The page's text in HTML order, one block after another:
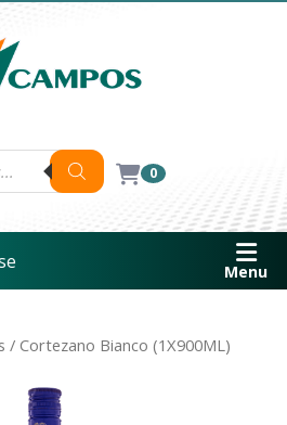
0
Menu
/ Cortezano Bianco (1X900ML)